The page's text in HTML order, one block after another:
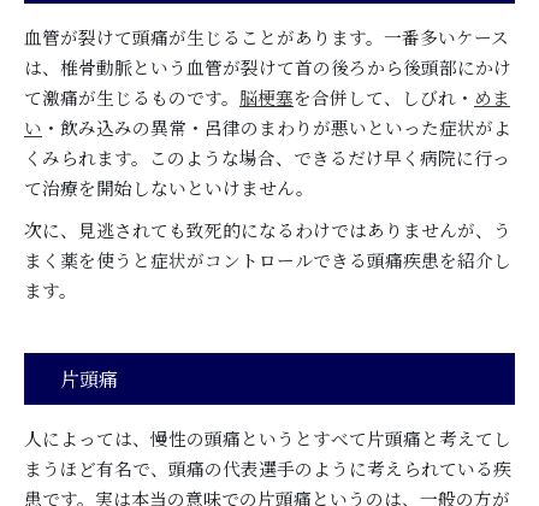
血管が裂けて頭痛が生じることがあります。一番多いケース
は、椎骨動脈という血管が裂けて首の後ろから後頭部にかけ
て激痛が生じるものです。 脳梗塞を合併して、しびれ・ めま
い ・飲み込みの異常・呂律のまわりが悪いといった症状がよ
くみられます。このような場合、できるだけ早く病院に行っ
て治療を開始しないといけません。
次に、見逃されても致死的になるわけではありませんが、う
まく薬を使うと症状がコントロールできる頭痛疾患を紹介し
ます。
片頭痛
人によっては、慢性の頭痛というとすべて片頭痛と考えてし
まうほど有名で、頭痛の代表選手のように考えられている疾
患です。実は本当の意味での片頭痛というのは、一般の方が